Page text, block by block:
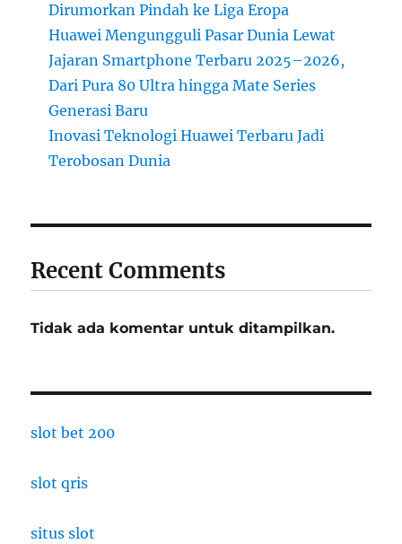
Dirumorkan Pindah ke Liga Eropa
Huawei Mengungguli Pasar Dunia Lewat
Jajaran Smartphone Terbaru 2025–2026,
Dari Pura 80 Ultra hingga Mate Series
Generasi Baru
Inovasi Teknologi Huawei Terbaru Jadi
Terobosan Dunia
Recent Comments
Tidak ada komentar untuk ditampilkan.
slot bet 200
slot qris
situs slot